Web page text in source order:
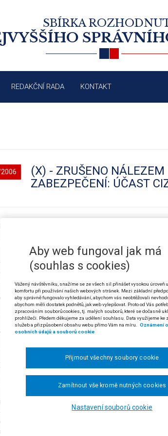
SBÍRKA
REDAKČNÍ RADA KONTAKT
(X) - ZRUŠENO
ZABEZPEČENÍ: ÚČAST
redakce ASPI: zrušeno nálezem IV. ÚS 503/06)
o sociální bezpečnosti mezi republikou
ve znění vyhlášky č. 68/1970 Sb. (o smluvních
ze dne 12. října 1948)
2 a čl. 10 Ústavy České republiky, ve znění ústavního
č. 100/1932 Sb., o vnitrostátní účinnosti
b) zákona č. 54/1956 Sb., o nemocenském pojištění
č. 155/1995 Sb., o důchodovém pojištění, ve znění
o sociální bezpečnosti mezi republikou
ohledem na ustanovení § 1 zákona č. 100/1932 Sb.,
českého právního řádu.*)
státní příslušníci, kteří neměli v České
vztahu uzavřeném podle cizích
pojištění zaměstnanců, ve znění
neboť francouzští státní příslušníci
Aby web fungoval jak má
(souhlas s cookies)
Vážený návštěvníku, snažíme se ze všech sil přinášet vysokou úroveň
komfortu při používání našich webových stránek. Mezi základní
aby správně fungovalo vyhledávání, abychom vás neobtěžovali
abychom měli dostatek podnětů, jak web vylepšovat. Proto od Vás
zpracováním souborů cookies, tj. malých souborů, které se dočasně
prohlížeči. Předem děkujeme za udělení souhlasu. Data využijeme ke
služeb a přizpůsobení obsahu webu přímo Vám na míru.
Oznámení
osobních údajů a souborů cookie
Nastavení souborů cookie
Zamítnout vše kromě nutných cookies
Přijmout všechny soubory cookie